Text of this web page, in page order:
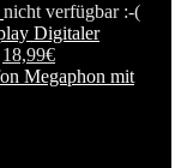
nicht verfügbar :-(
Digitaler
18,99€
Megaphon mit